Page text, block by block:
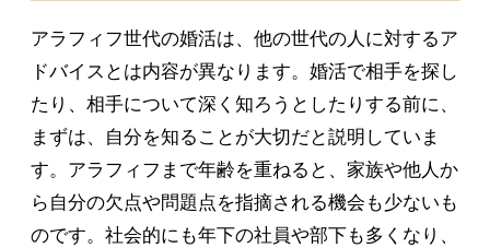
アラフィフ世代の婚活は、他の世代の人に対するア
ドバイスとは内容が異なります。婚活で相手を探し
たり、相手について深く知ろうとしたりする前に、
まずは、自分を知ることが大切だと説明していま
す。アラフィフまで年齢を重ねると、家族や他人か
ら自分の欠点や問題点を指摘される機会も少ないも
のです。社会的にも年下の社員や部下も多くなり、